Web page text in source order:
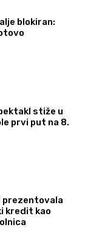
blokiran:
stiže u
prvi put na 8.
prezentovala
kredit kao